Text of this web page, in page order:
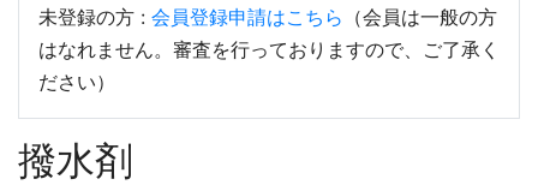
未登録の方 : 会員登録申請はこちら （会員は一般の方
はなれません。審査を行っておりますので、ご了承く
ださい）
撥水剤